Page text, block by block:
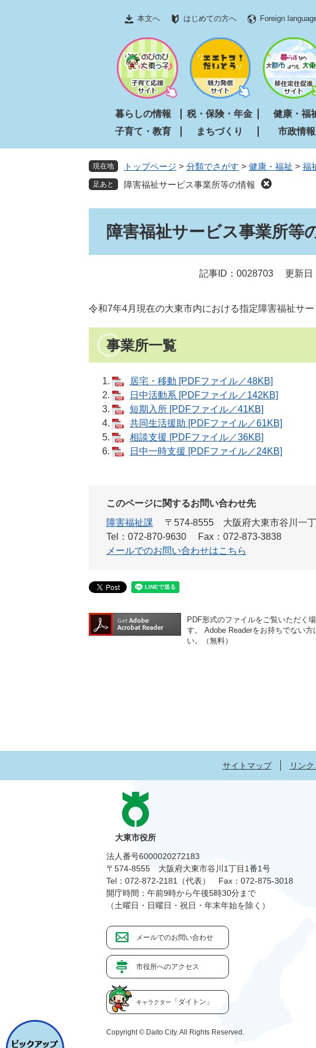
文
本文へ はじめての方へ Foreign
暮らしの情報 税・保険・年金
健康・福
子育て・教育
まちづくり 市政情報
現在地 トップページ > 分類でさがす > 健康・福祉 > 福
障害福祉サービス事業所等の情報
障害福祉サービス事業所等
記事ID：0028703 更新日
令和7年4月現在の大東市内における指定障害福祉サ
事業所一覧
居宅・移動 [PDFファイル／48KB]
日中活動系 [PDFファイル／142KB]
短期入所 [PDFファイル／41KB]
共同生活援助 [PDFファイル／61KB]
相談支援 [PDFファイル／36KB]
日中一時支援 [PDFファイル／24KB]
このページに関するお問い合わせ先
障害福祉課
〒574-8555
大阪府大東市谷川一
Tel：072-870-9630
Fax：072-873-3838
メールでのお問い合わせはこちら
PDF形式のファイルをご覧いただく
す。
Adobe Readerをお持ちでない
い。（無料）
サイトマップ リン
大東市役所
法人番号6000020272183
〒574-8555 大阪府大東市谷川1丁目1番1号
Tel：072-872-2181（代表）
Fax：072-875-3018
開庁時間：午前9時から午後5時30分まで
（土曜日・日曜日・祝日・年末年始を除く）
メールでのお問い合わせ
市役所へのアクセス
キャラクター 「ダイトン」
Copyright © Daito City. All Rights Reserved.